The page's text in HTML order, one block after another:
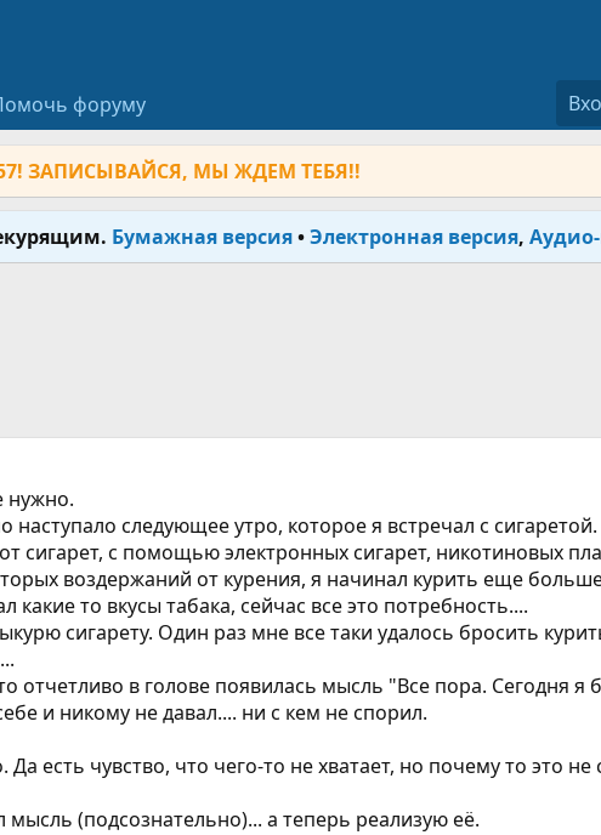
форуму
ЗАПИСЫВАЙСЯ, МЫ ЖДЕМ ТЕБЯ!!
Бумажная версия•Электронная версия,
нужно.
следующее утро, которое я встречал с сигаретой.
сигарет, с помощью электронных сигарет, никотиновых
воздержаний от курения, я начинал курить еще
то вкусы табака, сейчас все это потребность....
сигарету. Один раз мне все таки удалось бросить
отчетливо в голове появилась мысль "Все пора. Сегодня я
и никому не давал.... ни с кем не спорил.
есть чувство, что чего-то не хватает, но почему то это не
мысль (подсознательно)... а теперь реализую её.